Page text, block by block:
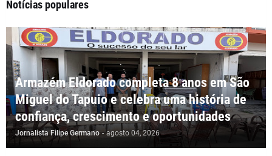
Notícias populares
Armazém Eldorado completa 8 anos em São
Miguel do Tapuio e celebra uma história de
confiança, crescimento e oportunidades
Jornalista Filipe Germano - agosto 04, 2026